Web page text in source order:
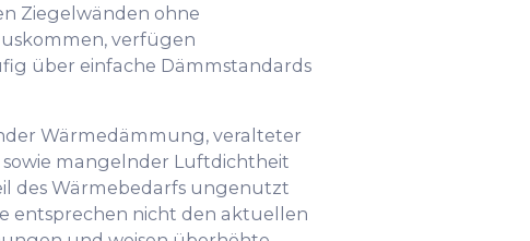
Ziegelwänden ohne
verfügen
über einfache Dämmstandards
Wärmedämmung, veralteter
mangelnder Luftdichtheit
des Wärmebedarfs ungenutzt
entsprechen nicht den aktuellen